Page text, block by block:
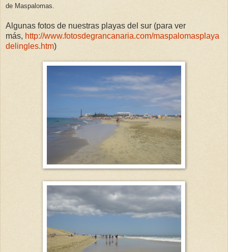
de Maspalomas.
Algunas fotos de nuestras playas del sur (para ver
más, http://www.fotosdegrancanaria.com/maspalomasplaya
delingles.htm)